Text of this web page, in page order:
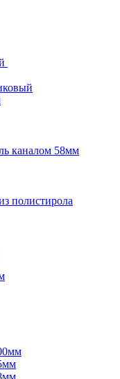
каналом 58мм
полистирола